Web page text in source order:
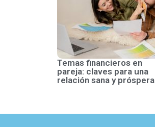
Temas financieros en
pareja: claves para una
relación sana y próspera